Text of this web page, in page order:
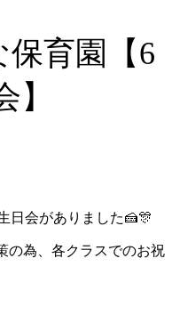
育園【6
日会がありました🍰🎊
の為、各クラスでのお祝